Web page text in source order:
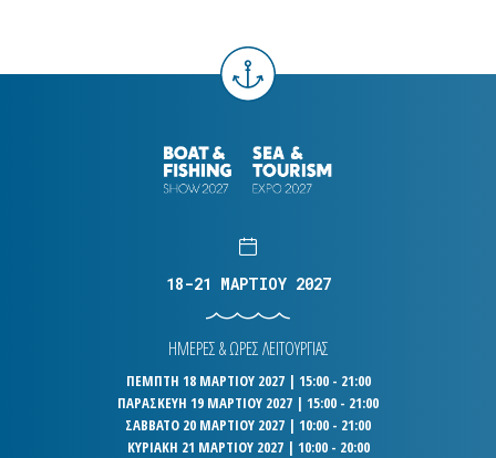
18-21 ΜΑΡΤΙΟΥ 2027
ΗΜΕΡΕΣ & ΩΡΕΣ ΛΕΙΤΟΥΡΓΙΑΣ
ΠΕΜΠΤΗ 18 ΜΑΡΤΙΟΥ 2027 | 15:00 - 21:00
ΠΑΡΑΣΚΕΥΗ 19 ΜΑΡΤΙΟΥ 2027 | 15:00 - 21:00
ΣΑΒΒΑΤΟ 20 ΜΑΡΤΙΟΥ 2027 | 10:00 - 21:00
ΚΥΡΙΑΚΗ 21 ΜΑΡΤΙΟΥ 2027 | 10:00 - 20:00